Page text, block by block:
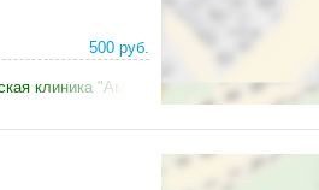
500 руб.
клиника "Амбулатория здоровья"